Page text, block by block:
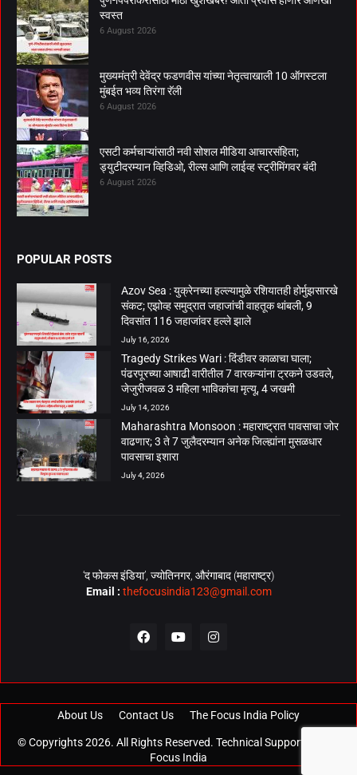
स्वस्त
6 August 2026
मुख्यमंत्री देवेंद्र फडणवीस यांच्या नेतृत्वाखाली 10 ऑगस्टला
मुंबईत भव्य तिरंगा रॅली
6 August 2026
एसटी कर्मचाऱ्यांसाठी नवी सोशल मीडिया आचारसंहिता;
ड्युटीदरम्यान व्हिडिओ, रील्स आणि लाईव्ह स्ट्रीमिंगवर बंदी
6 August 2026
POPULAR POSTS
Azov Sea : युक्रेनच्या हल्ल्यामुळे रशियातही होर्मुझसारखे
संकट; एझोव्ह समुद्रात जहाजांची वाहतूक थांबली, 9
दिवसांत 116 जहाजांवर हल्ले झाले
July 16, 2026
Tragedy Strikes Wari : दिंडीवर काळाचा घाला;
पंढरपूरच्या आषाढी वारीतील 7 वारकऱ्यांना ट्रकने उडवले,
जेजुरीजवळ 3 महिला भाविकांचा मृत्यू, 4 जखमी
July 14, 2026
Maharashtra Monsoon : महाराष्ट्रात पावसाचा जोर
वाढणार; 3 ते 7 जुलैदरम्यान अनेक जिल्ह्यांना मुसळधार
पावसाचा इशारा
July 4, 2026
‘द फोकस इंडिया’, ज्योतिनगर, औरंगाबाद (महाराष्ट्र)
Email : thefocusindia123@gmail.com
© Copyrights 2026. All Rights Reserved. Technical Support by
Focus India
About Us Contact Us The Focus India Policy